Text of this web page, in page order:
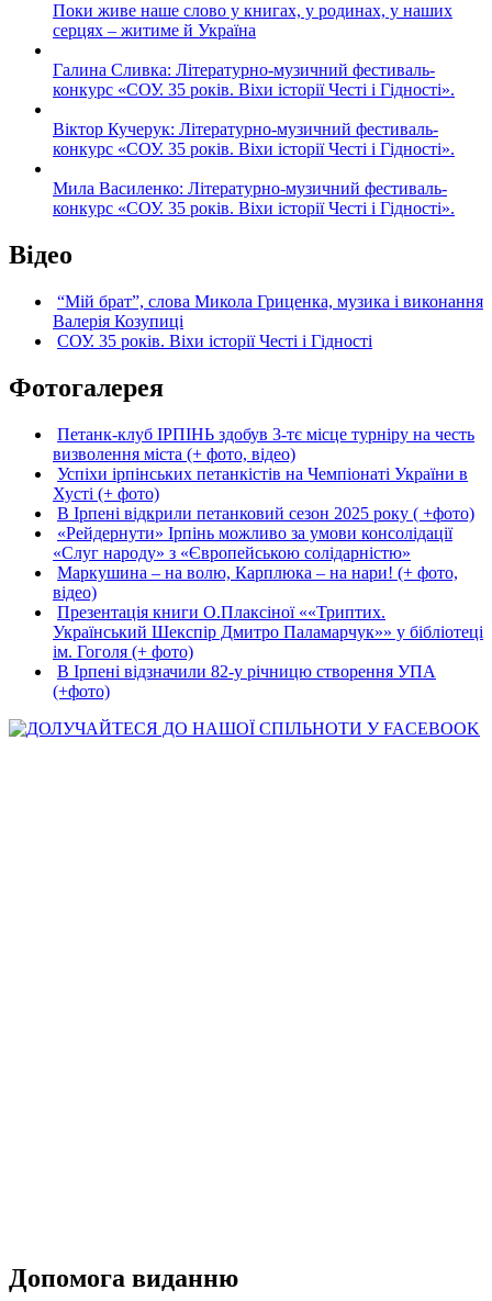
Поки живе наше слово у книгах, у родинах, у наших
серцях – житиме й Україна
Галина Сливка: Літературно-музичний фестиваль-
конкурс «СОУ. 35 років. Віхи історії Честі і Гідності».
Віктор Кучерук: Літературно-музичний фестиваль-
конкурс «СОУ. 35 років. Віхи історії Честі і Гідності».
Мила Василенко: Літературно-музичний фестиваль-
конкурс «СОУ. 35 років. Віхи історії Честі і Гідності».
Відео
“Мій брат”, слова Микола Гриценка, музика і виконання
Валерія Козупиці
СОУ. 35 років. Віхи історії Честі і Гідності
Фотогалерея
Петанк-клуб ІРПІНЬ здобув 3-тє місце турніру на честь
визволення міста (+ фото, відео)
Успіхи ірпінських петанкістів на Чемпіонаті України в
Хусті (+ фото)
В Ірпені відкрили петанковий сезон 2025 року ( +фото)
«Рейдернути» Ірпінь можливо за умови консолідації
«Слуг народу» з «Європейською солідарністю»
Маркушина – на волю, Карплюка – на нари! (+ фото,
відео)
Презентація книги О.Плаксіної ««Триптих.
Український Шекспір Дмитро Паламарчук»» у бібліотеці
ім. Гоголя (+ фото)
В Ірпені відзначили 82-у річницю створення УПА
(+фото)
Допомога виданню